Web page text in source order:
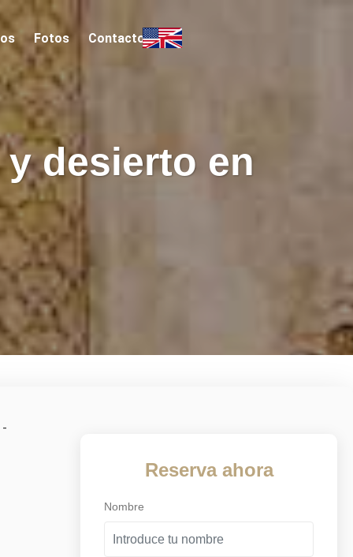
Fotos Contacto
y desierto en
Reserva ahora
Nombre